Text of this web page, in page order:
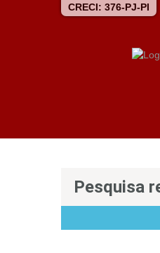
CRECI: 376-PJ-PI
Pesquisa